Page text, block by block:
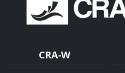
CRA-W